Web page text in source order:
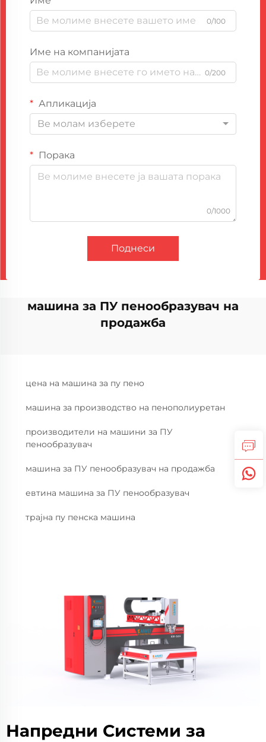
0/100
Име на компанијата
0/200
Апликација
Ве молам изберете
Порака
0/1000
Поднеси
машина за ПУ пенообразувач на
продажба
цена на машина за пу пено
машина за производство на пенополиуретан
производители на машини за ПУ
пенообразувач
машина за ПУ пенообразувач на продажба
евтина машина за ПУ пенообразувач
трајна пу пенска машина
Напредни Системи за